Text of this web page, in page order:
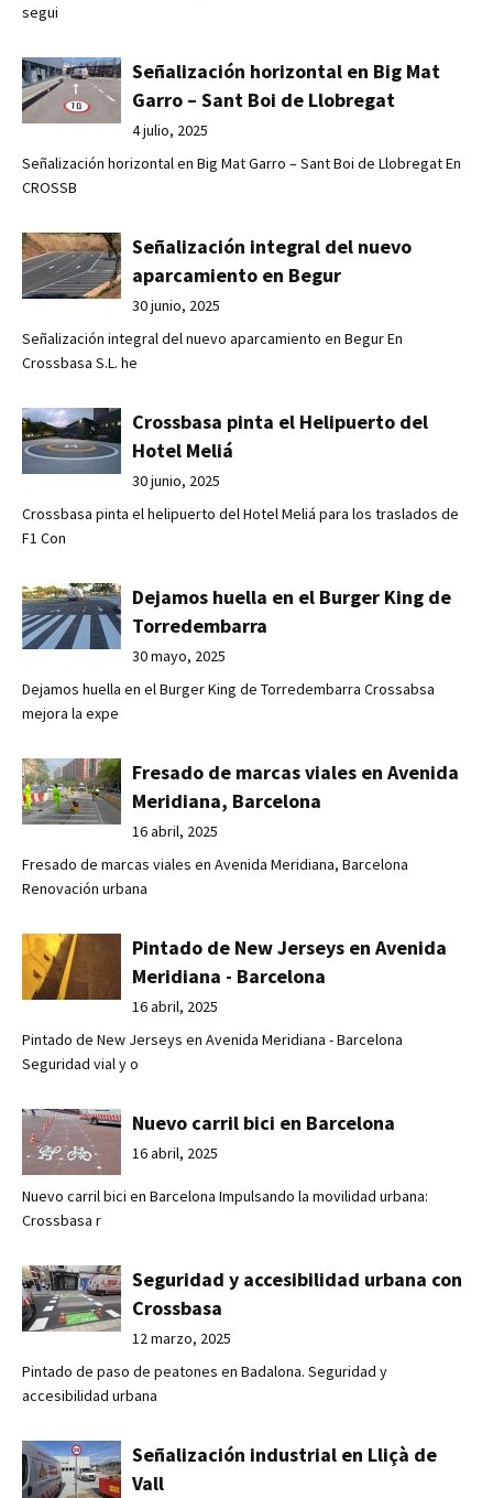
segui
Señalización horizontal en Big Mat
Garro – Sant Boi de Llobregat
4 julio, 2025
Señalización horizontal en Big Mat Garro – Sant Boi de Llobregat En
CROSSB
Señalización integral del nuevo
aparcamiento en Begur
30 junio, 2025
Señalización integral del nuevo aparcamiento en Begur En
Crossbasa S.L. he
Crossbasa pinta el Helipuerto del
Hotel Meliá
30 junio, 2025
Crossbasa pinta el helipuerto del Hotel Meliá para los traslados de
F1 Con
Dejamos huella en el Burger King de
Torredembarra
30 mayo, 2025
Dejamos huella en el Burger King de Torredembarra Crossabsa
mejora la expe
Fresado de marcas viales en Avenida
Meridiana, Barcelona
16 abril, 2025
Fresado de marcas viales en Avenida Meridiana, Barcelona
Renovación urbana
Pintado de New Jerseys en Avenida
Meridiana - Barcelona
16 abril, 2025
Pintado de New Jerseys en Avenida Meridiana - Barcelona
Seguridad vial y o
Nuevo carril bici en Barcelona
16 abril, 2025
Nuevo carril bici en Barcelona Impulsando la movilidad urbana:
Crossbasa r
Seguridad y accesibilidad urbana con
Crossbasa
12 marzo, 2025
Pintado de paso de peatones en Badalona. Seguridad y
accesibilidad urbana
Señalización industrial en Lliçà de
Vall